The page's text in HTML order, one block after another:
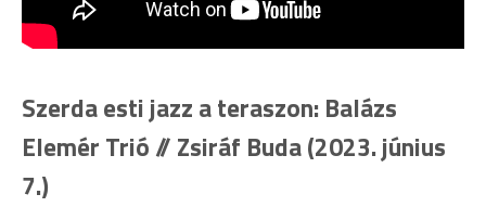
Szerda esti jazz a teraszon: Balázs
Elemér Trió // Zsiráf Buda (2023. június
7.)